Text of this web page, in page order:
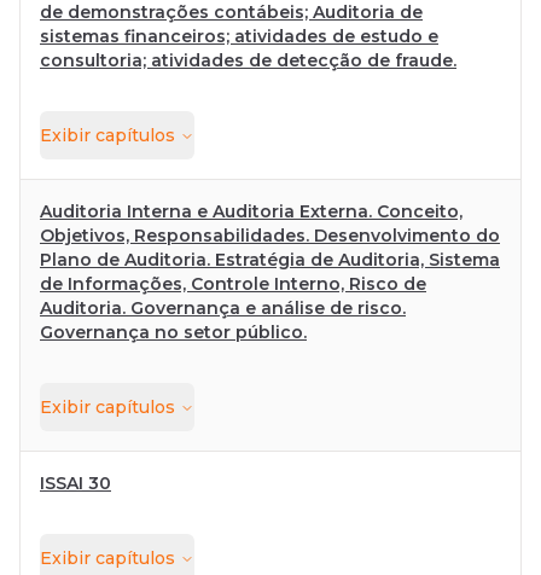
de demonstrações contábeis; Auditoria de
sistemas financeiros; atividades de estudo e
consultoria; atividades de detecção de fraude.
Exibir capítulos
Auditoria Interna e Auditoria Externa. Conceito,
Objetivos, Responsabilidades. Desenvolvimento do
Plano de Auditoria. Estratégia de Auditoria, Sistema
de Informações, Controle Interno, Risco de
Auditoria. Governança e análise de risco.
Governança no setor público.
Exibir capítulos
ISSAI 30
Exibir capítulos